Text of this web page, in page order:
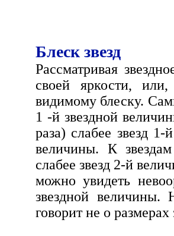
Блеск звезд
Рассматривая
своей яркости,
видимому блеску.
1 -й звездной
раза) слабее звезд
величины. К
слабее звезд 2-й
можно увидеть
звездной величины.
говорит не о